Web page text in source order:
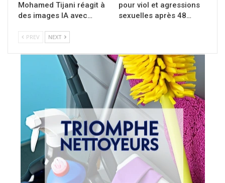
Mohamed Tijani réagit à
des images IA avec…
pour viol et agressions
sexuelles après 48…
PREV NEXT